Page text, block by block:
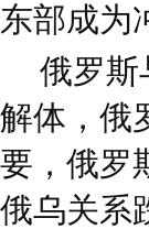
东部成为
俄罗斯
解体，俄
要，俄罗
俄乌关系